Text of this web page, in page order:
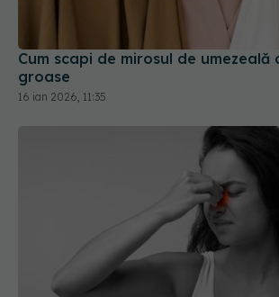
Cum scapi de mirosul de umezeală
groase
16 ian 2026, 11:35